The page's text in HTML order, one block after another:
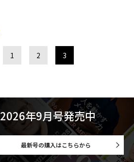
1 2 3
2026年9月号発売中
最新号の購入はこちらから